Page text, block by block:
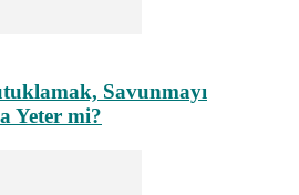
Savunmayı
Yeter mi?